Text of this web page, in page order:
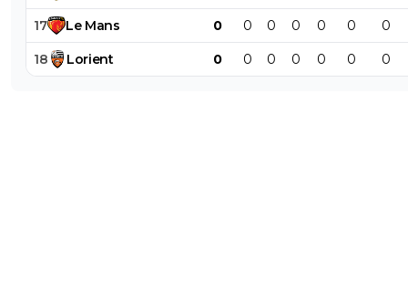
17 Le Mans 0 0 0 0 0 0 0
18 Lorient 0 0 0 0 0 0 0